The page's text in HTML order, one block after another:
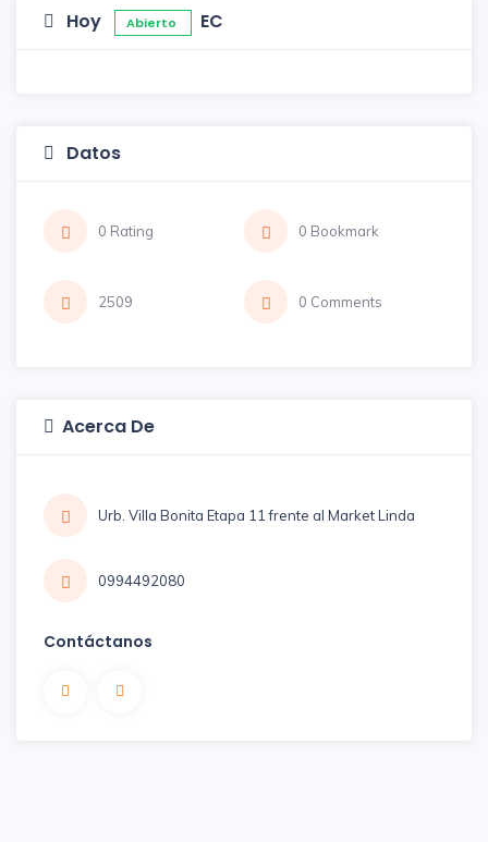
Hoy Abierto EC
Datos
0 Rating 0 Bookmark
2509 0 Comments
Acerca De
Urb. Villa Bonita Etapa 11 frente al Market Linda
0994492080
Contáctanos